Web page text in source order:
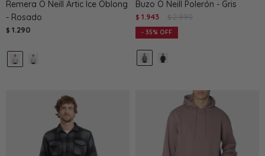
Remera O Neill Artic Ice Oblong
- Rosado
$ 1.290
Buzo O Neill Polerón - Gris
$ 1.943 $ 2.990
35